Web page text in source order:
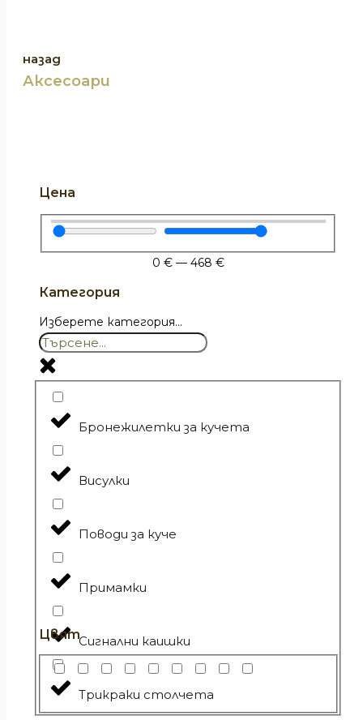
назад
Аксесоари
Цена
0 €— 468 €
Категория
Изберете категория...
Бронежилетки за кучета
Висулки
Поводи за куче
Примамки
Сигнални каишки
Трикраки столчета
Цвят